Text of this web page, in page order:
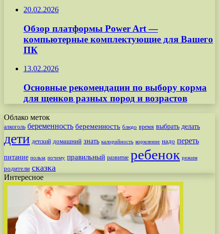
20.02.2026
Обзор платформы Power Art —
компьютерные комплектующие для Вашего
ПК
13.02.2026
Основные рекомендации по выбору корма
для щенков разных пород и возрастов
Облако меток
алкоголь беременность беременность блюдо время выбрать делать
дети детский домашний знать калорийность кормление надо переть
питание польза почему правильный развитие ребенок режим
родители сказка
Интересное